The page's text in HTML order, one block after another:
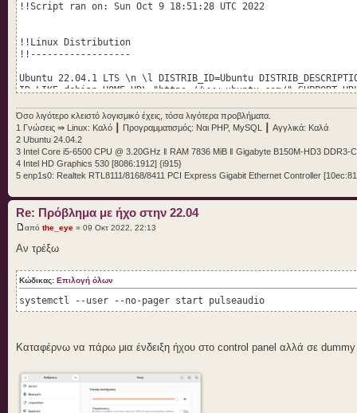
!!Script ran on: Sun Oct 9 18:51:28 UTC 2022
!!Linux Distribution
!!------------------
Ubuntu 22.04.1 LTS \n \l DISTRIB_ID=Ubuntu
ID_LIKE=debian HOME_URL="https://www.ubuntu.com/"
!!DMI Information
!!---------------
Manufacturer: Gigabyte Technology Co., Ltd.
Product Version: Default string
Firmware Version: F20h
System SKU: Default string
Board Vendor: Gigabyte Technology Co., Ltd.
Board Name: B150M-HD3 DDR3-CF
!!ACPI Device Status Information
!!---------------
/sys/bus/acpi/devices/INT340E:00/status 15
/sys/bus/acpi/devices/INT3F0D:00/status 15
/sys/bus/acpi/devices/LNXPOWER:01/status 1
/sys/bus/acpi/devices/LNXPOWER:02/status 1
/sys/bus/acpi/devices/LNXPOWER:03/status 1
Όσο λιγότερο κλειστό λογισμικό έχεις, τόσα λιγότερα προβλήματα.
1 Γνώσεις ⇛ Linux: Καλό ┃ Προγραμματισμός: Ναι PHP, MySQL ┃ Αγγλικά: Καλά
2 Ubuntu 24.04.2
3 Intel Core i5-6500 CPU @ 3.20GHz ‖ RAM 7836 MiB ‖ Gigabyte B150M-HD3 DDR3-
4 Intel HD Graphics 530 [8086:1912] {i915}
5 enp1s0: Realtek RTL8111/8168/8411 PCI Express Gigabit Ethernet Controller
Re: Πρόβλημα με ήχο στην 22.04
από the_eye » 09 Οκτ 2022, 22:13
Αν τρέξω
Κώδικας: Επιλογή όλων
systemctl --user --no-pager start pulseaudio
Καταφέρνω να πάρω μια ένδειξη ήχου στο control panel αλλά σε dummy